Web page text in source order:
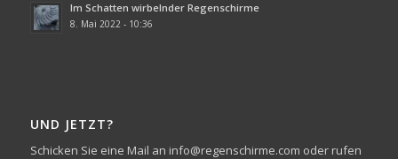
Im Schatten wirbelnder Regenschirme
8. Mai 2022 - 10:36
UND JETZT?
Schicken Sie eine Mail an info@regenschirme.com oder rufen